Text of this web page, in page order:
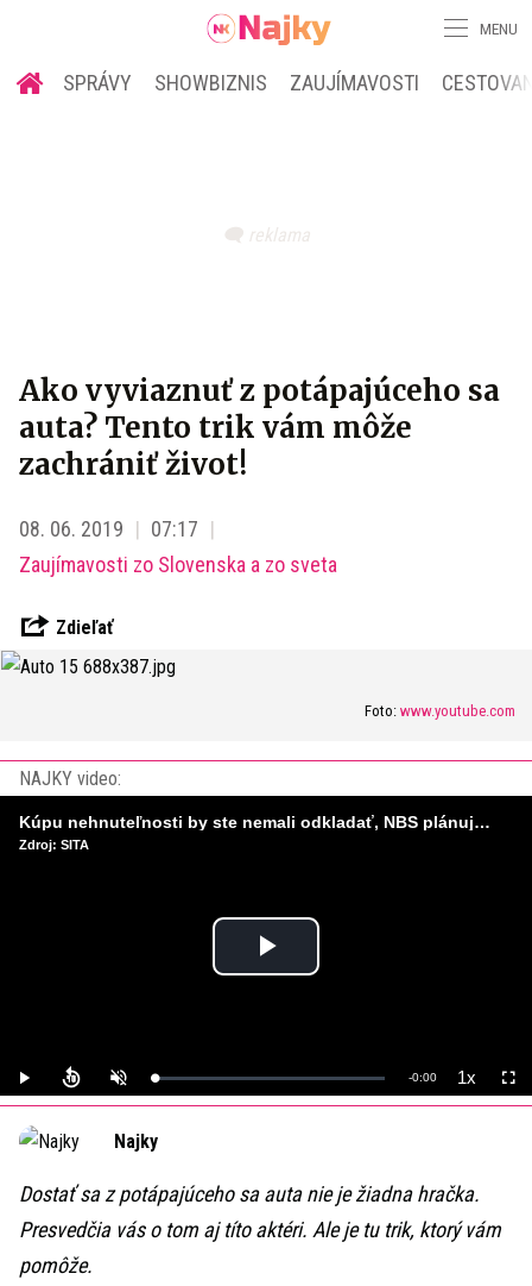
MENU
SPRÁVY SHOWBIZNIS ZAUJÍMAVOSTI
Ako vyviaznuť z potápajúceho sa
auta? Tento trik vám môže
zachrániť život!
08. 06. 2019
07:17
Zaujímavosti zo Slovenska a zo sveta
Zdieľať
Foto: www.youtube.com
NAJKY video:
Play
Play UnmuteLoaded:
0%
Remaining
-0:00 1xPlayback
Rate
Kúpu nehnuteľnosti by ste nemali odkladať, NBS plánuje sprísniť pravidlá pri hypotékach
Zdroj: SITA
Najky
Dostať sa z potápajúceho sa auta nie je žiadna hračka.
Presvedčia vás o tom aj títo aktéri. Ale je tu trik, ktorý vám
pomôže.